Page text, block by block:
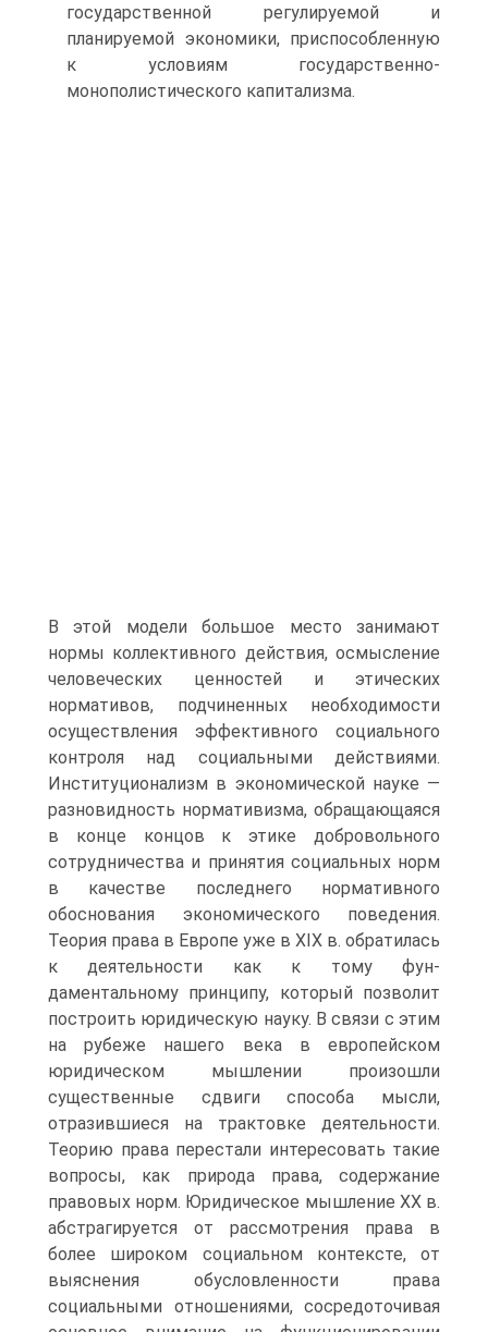
государственной регулируемой и
планируемой экономики, приспособленную
к условиям государственно-
монополистического капитализма.
В этой модели большое место занимают
нормы коллективного действия, осмысление
человеческих ценностей и этических
нормативов, подчиненных необходимости
осуществления эффективного социального
контроля над социальными действиями.
Институционализм в экономической науке —
разновидность нормативизма, обращающаяся
в конце концов к этике добровольного
сотрудничества и принятия социальных норм
в качестве последнего нормативного
обоснования экономического поведения.
Теория права в Европе уже в XIX в. обратилась
к деятельности как к тому фун-
даментальному принципу, который позволит
построить юридическую науку. В связи с этим
на рубеже нашего века в европейском
юридическом мышлении произошли
существенные сдвиги способа мысли,
отразившиеся на трактовке деятельности.
Теорию права перестали интересовать такие
вопросы, как природа права, содержание
правовых норм. Юридическое мышление XX в.
абстрагируется от рассмотрения права в
более широком социальном контексте, от
выяснения обусловленности права
социальными отношениями, сосредоточивая